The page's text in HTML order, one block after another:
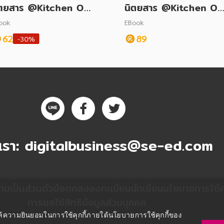
ยสาร @Kitchen Oc
2022
62 -30%
นิตยสาร @Kitchen Oc
tober 2025
EBook
89
า: digitalbusiness@se-ed.com
วามยินยอมในการใช้คุกกี้ภายใต้นโยบายการใช้คุกกี้ของ